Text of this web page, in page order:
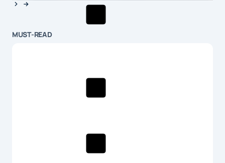
MUST-READ